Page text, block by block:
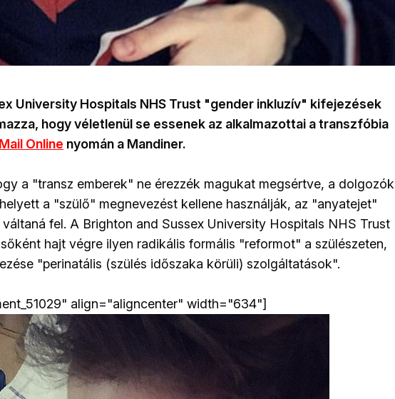
University Hospitals NHS Trust "gender inkluzív" kifejezések
hogy véletlenül se essenek az alkalmazottai a transzfóbia
Online nyomán a Mandiner.
a "transz emberek" ne érezzék magukat megsértve, a dolgozók
a "szülő" megnevezést kellene használják, az "anyatejet"
fel. A Brighton and Sussex University Hospitals NHS Trust
hajt végre ilyen radikális formális "reformot" a szülészeten,
"perinatális (szülés időszaka körüli) szolgáltatások".
align="aligncenter" width="634"]